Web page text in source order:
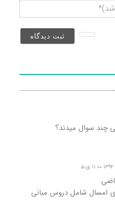
(منتشر
چند سوال میدند؟
امسال شامل دروس مبانی